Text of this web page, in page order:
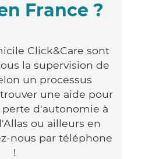
France ?
Click&Care sont
la supervision de
un processus
une aide pour
perte d'autonomie à
ou ailleurs en
nous par téléphone
!